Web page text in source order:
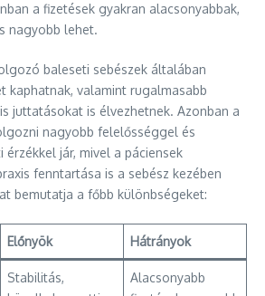
a fizetések gyakran alacsonyabbak,
nagyobb lehet.
baleseti sebészek általában
kaphatnak, valamint rugalmasabb
juttatásokat is élvezhetnek. Azonban a
nagyobb felelősséggel és
jár, mivel a páciensek
fenntartása is a sebész kezében
bemutatja a főbb különbségeket:
Előnyök Hátrányok
Stabilitás,
Alacsonyabb